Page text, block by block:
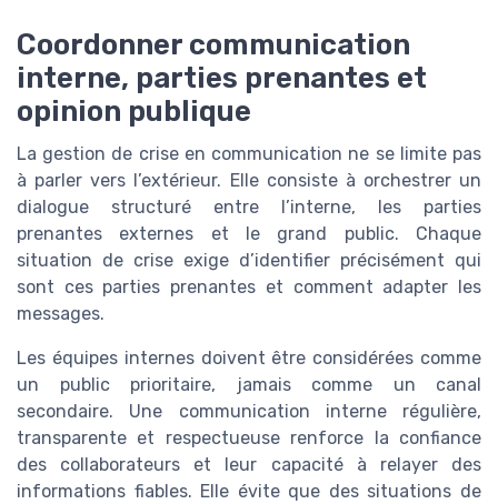
Coordonner communication
interne, parties prenantes et
opinion publique
La gestion de crise en communication ne se limite pas
à parler vers l’extérieur. Elle consiste à orchestrer un
dialogue structuré entre l’interne, les parties
prenantes externes et le grand public. Chaque
situation de crise exige d’identifier précisément qui
sont ces parties prenantes et comment adapter les
messages.
Les équipes internes doivent être considérées comme
un public prioritaire, jamais comme un canal
secondaire. Une communication interne régulière,
transparente et respectueuse renforce la confiance
des collaborateurs et leur capacité à relayer des
informations fiables. Elle évite que des situations de